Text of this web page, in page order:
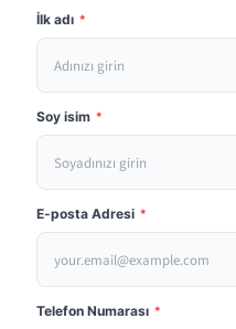
İlk adı *
Soy isim *
E-posta Adresi *
Telefon Numarası *